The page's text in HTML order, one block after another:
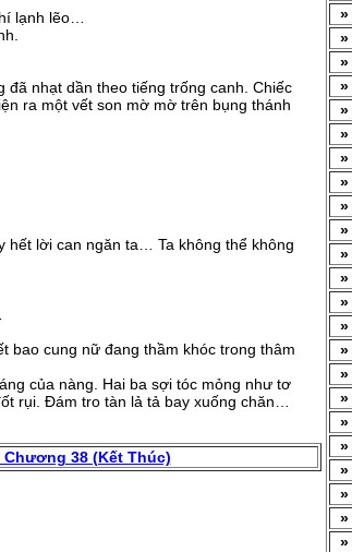
lạnh lẽo…
nhạt dần theo tiếng trống canh. Chiếc
ra một vết son mờ mờ trên bụng thánh
lời can ngăn ta… Ta không thể không
cung nữ đang thầm khóc trong thâm
của nàng. Hai ba sợi tóc mỏng như tơ
rụi. Đám tro tàn lả tả bay xuống chăn…
Chương 38 (Kết Thúc)
»
»
»
»
»
»
»
»
»
»
»
»
»
»
»
»
»
»
»
»
»
»
»